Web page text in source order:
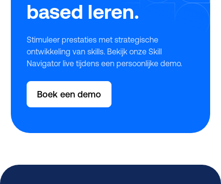
based leren.
Stimuleer prestaties met strategische
ontwikkeling van skills. Bekijk onze Skill
Navigator live tijdens een persoonlijke demo.
Boek een demo